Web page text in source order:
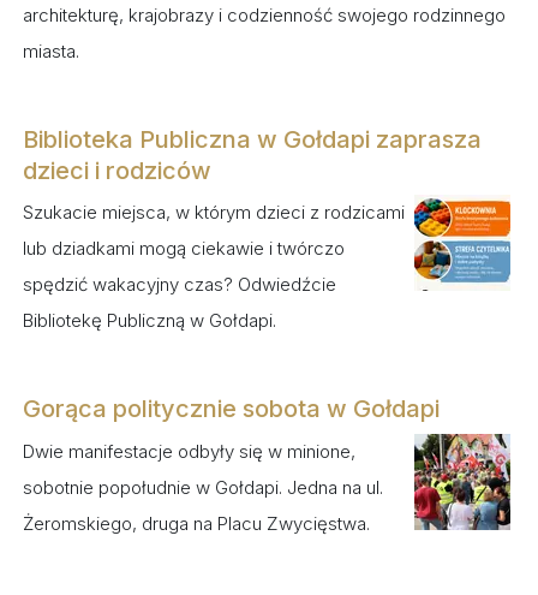
architekturę, krajobrazy i codzienność swojego rodzinnego
miasta.
Biblioteka Publiczna w Gołdapi zaprasza
dzieci i rodziców
Szukacie miejsca, w którym dzieci z rodzicami
lub dziadkami mogą ciekawie i twórczo
spędzić wakacyjny czas? Odwiedźcie
Bibliotekę Publiczną w Gołdapi.
Gorąca politycznie sobota w Gołdapi
Dwie manifestacje odbyły się w minione,
sobotnie popołudnie w Gołdapi. Jedna na ul.
Żeromskiego, druga na Placu Zwycięstwa.